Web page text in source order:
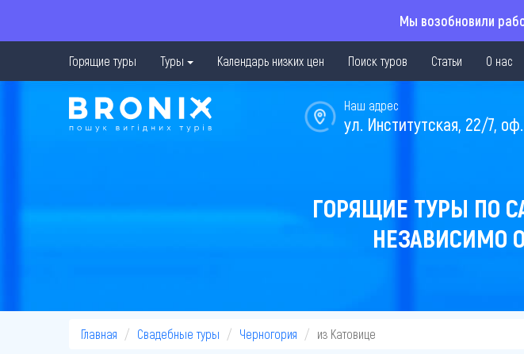
Мы возобновили
Горящие туры Туры Календарь низких цен Поиск туров Статьи О нас
Наш адрес
ул. Институтская, 22/7,
ГОРЯЩИЕ ТУРЫ ПО
НЕЗАВИСИМО
Главная Свадебные туры Черногория из Катовице